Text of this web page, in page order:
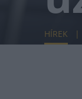
HÍREK